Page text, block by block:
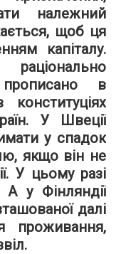
належний
щоб ця
капіталу.
прописано в
конституціях
У Швеції
у спадок
якщо він не
У цьому разі
у Фінляндії
далі